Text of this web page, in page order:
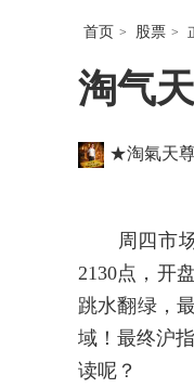
首页 > 股票 >
淘气
★淘氣天
周四市场
2130点，开
跳水翻绿，
域！最终沪
读呢？